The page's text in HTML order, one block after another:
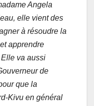
Angela
elle vient des
à résoudre la
apprendre
va aussi
de
que la
Kivu en général